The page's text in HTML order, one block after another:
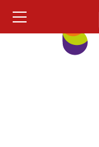
contenido
principal